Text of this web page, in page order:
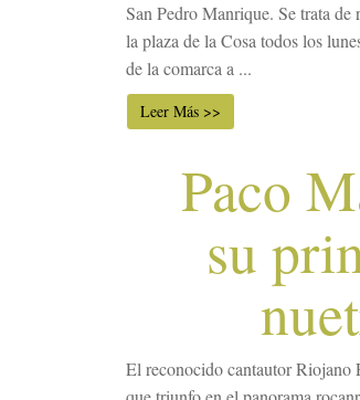
San Pedro Manrique. Se trata de
la plaza de la Cosa todos los
de la comarca a ...
Leer Más >>
Paco
su
El reconocido cantautor Riojano